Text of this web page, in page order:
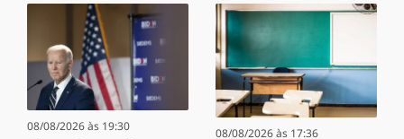
08/08/2026 às 19:30 08/08/2026 às 17:36